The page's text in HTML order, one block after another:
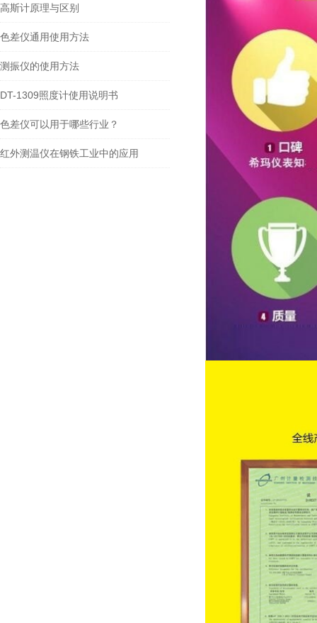
高斯计原理与区别
色差仪通用使用方法
测振仪的使用方法
DT-1309照度计使用说明书
色差仪可以用于哪些行业？
红外测温仪在钢铁工业中的应用